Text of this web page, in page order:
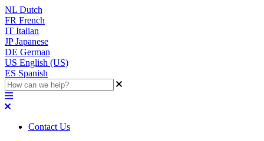
NL Dutch
FR French
IT Italian
JP Japanese
DE German
US English (US)
ES Spanish
Contact Us